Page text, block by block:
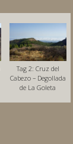
Tag 2: Cruz del
Cabezo – Degollada
de La Goleta